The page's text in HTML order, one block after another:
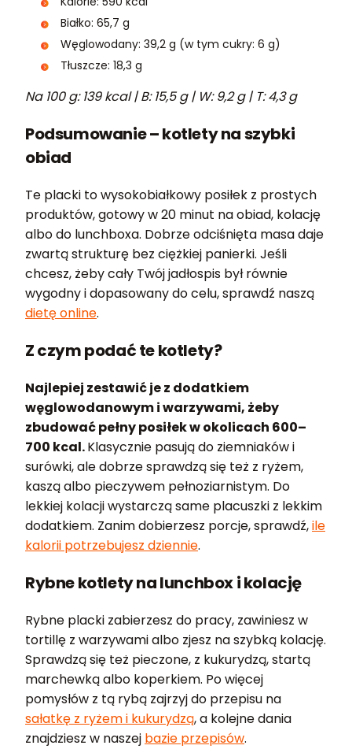
Białko: 65,7 g
Węglowodany: 39,2 g (w tym cukry: 6 g)
Tłuszcze: 18,3 g
Na 100 g: 139 kcal | B: 15,5 g | W: 9,2 g | T: 4,3 g
Podsumowanie – kotlety na szybki
obiad
Te placki to wysokobiałkowy posiłek z prostych
produktów, gotowy w 20 minut na obiad, kolację
albo do lunchboxa. Dobrze odciśnięta masa daje
zwartą strukturę bez ciężkiej panierki. Jeśli
chcesz, żeby cały Twój jadłospis był równie
wygodny i dopasowany do celu, sprawdź naszą
dietę online.
Z czym podać te kotlety?
Najlepiej zestawić je z dodatkiem
węglowodanowym i warzywami, żeby
zbudować pełny posiłek w okolicach 600–
700 kcal.Klasycznie pasują do ziemniaków i
surówki, ale dobrze sprawdzą się też z ryżem,
kaszą albo pieczywem pełnoziarnistym. Do
lekkiej kolacji wystarczą same placuszki z lekkim
dodatkiem. Zanim dobierzesz porcje, sprawdź,ile
kalorii potrzebujesz dziennie.
Rybne kotlety na lunchbox i kolację
Rybne placki zabierzesz do pracy, zawiniesz w
tortillę z warzywami albo zjesz na szybką kolację.
Sprawdzą się też pieczone, z kukurydzą, startą
marchewką albo koperkiem. Po więcej
pomysłów z tą rybą zajrzyj do przepisu na
sałatkę z ryżem i kukurydzą, a kolejne dania
znajdziesz w naszej bazie przepisów.